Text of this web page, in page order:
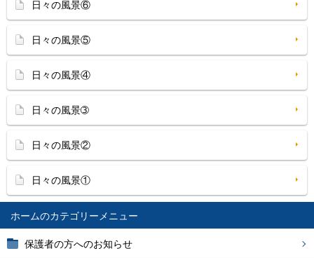
ホーム
保護者の方へのお知らせ
日々の風景⑥
日々の風景⑤
日々の風景④
日々の風景➂
日々の風景②
日々の風景①